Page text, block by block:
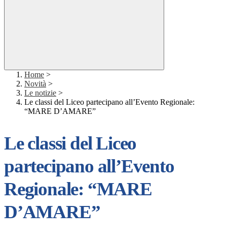
Home >
Novità >
Le notizie >
Le classi del Liceo partecipano all’Evento Regionale:
“MARE D’AMARE”
Le classi del Liceo
partecipano all’Evento
Regionale: “MARE
D’AMARE”